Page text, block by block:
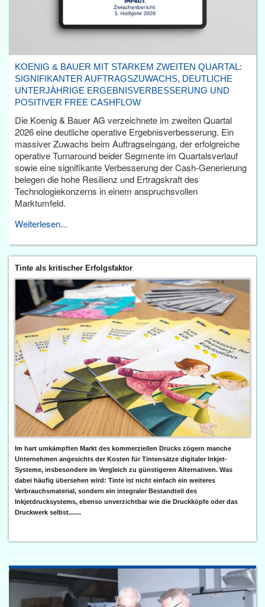
KOENIG & BAUER MIT STARKEM ZWEITEN QUARTAL:
SIGNIFIKANTER AUFTRAGSZUWACHS, DEUTLICHE
UNTERJÄHRIGE ERGEBNISVERBESSERUNG UND
POSITIVER FREE CASHFLOW
Die Koenig & Bauer AG verzeichnete im zweiten Quartal
2026 eine deutliche operative Ergebnisverbesserung. Ein
massiver Zuwachs beim Auftragseingang, der erfolgreiche
operative Turnaround beider Segmente im Quartalsverlauf
sowie eine signifikante Verbesserung der Cash-Generierung
belegen die hohe Resilienz und Ertragskraft des
Technologiekonzerns in einem anspruchsvollen
Marktumfeld.
Weiterlesen...
Tinte als kritischer Erfolgsfaktor
Im hart umkämpften Markt des kommerziellen Drucks zögern manche
Unternehmen angesichts der Kosten für Tintensätze digitaler Inkjet-
Systeme, insbesondere im Vergleich zu günstigeren Alternativen. Was
dabei häufig übersehen wird: Tinte ist nicht einfach ein weiteres
Verbrauchsmaterial, sondern ein integraler Bestandteil des
Inkjetdrucksystems, ebenso unverzichtbar wie die Druckköpfe oder das
Druckwerk selbst.......